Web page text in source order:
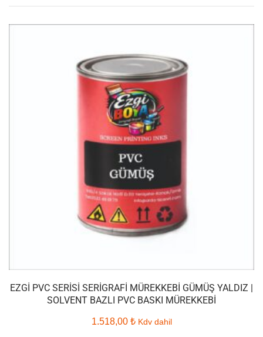
EZGI PVC SERISI SERIGRAFI MÜREKKEBI GÜMÜŞ YALDIZ |
SOLVENT BAZLI PVC BASKI MÜREKKEBI
1.518,00 ₺ Kdv dahil